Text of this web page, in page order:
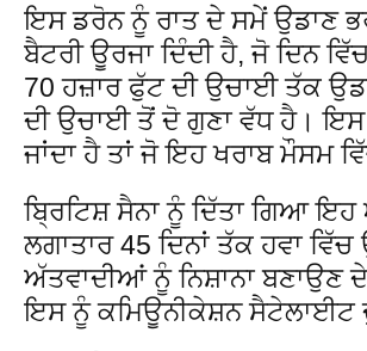
ਇਸ ਡਰੋਨ ਨੂੰ ਰਾਤ ਦੇ ਸਮੇਂ ਉਡਾਣ
ਬੈਟਰੀ ਊਰਜਾ ਦਿੰਦੀ ਹੈ, ਜੋ ਦਿਨ
70 ਹਜ਼ਾਰ ਫੁੱਟ ਦੀ ਉਚਾਈ ਤੱਕ
ਦੀ ਉਚਾਈ ਤੋਂ ਦੋ ਗੁਣਾ ਵੱਧ ਹੈ।
ਜਾਂਦਾ ਹੈ ਤਾਂ ਜੋ ਇਹ ਖਰਾਬ ਮੌਸਮ
ਬ੍ਰਿਟਿਸ਼ ਸੈਨਾ ਨੂੰ ਦਿੱਤਾ ਗਿਆ
ਲਗਾਤਾਰ 45 ਦਿਨਾਂ ਤੱਕ ਹਵਾ
ਅੱਤਵਾਦੀਆਂ ਨੂੰ ਨਿਸ਼ਾਨਾ ਬਣਾਉਣ
ਇਸ ਨੂੰ ਕਮਿਊਨੀਕੇਸ਼ਨ ਸੈਟੇਲਾਈਟ